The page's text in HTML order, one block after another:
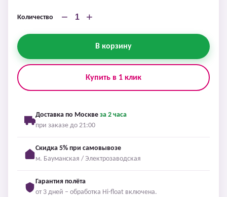
Количество − +
В корзину
Купить в 1 клик
Доставка по Москве за 2 часа
при заказе до 21:00
Скидка 5% при самовывозе
м. Бауманская / Электрозаводская
Гарантия полёта
от 3 дней – обработка Hi-float включена.